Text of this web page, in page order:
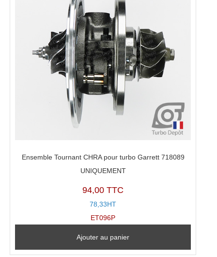
Ensemble Tournant CHRA pour turbo Garrett 718089
UNIQUEMENT
94,00 TTC
78,33HT
ET096P
Ajouter au panier